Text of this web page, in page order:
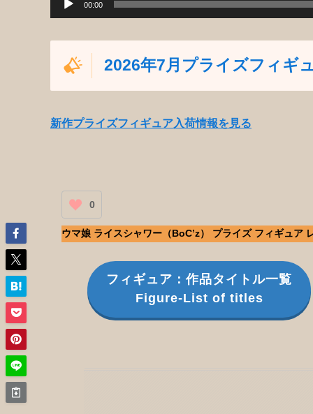
00:00
2026年7月プライズフィギ
新作プライズフィギュア入荷情報を見る
0
ウマ娘 ライスシャワー（BoC’z） プライズ フィギュア
フィギュア：作品タイトル一覧
Figure-List of titles